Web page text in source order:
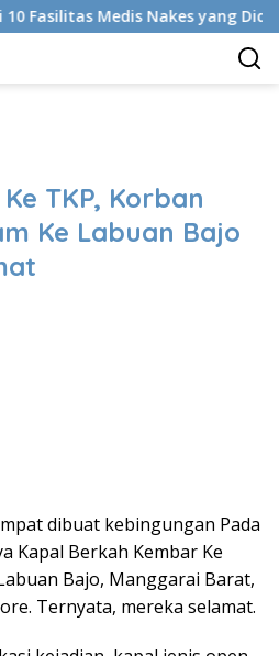
Medis Nakes yang Diduga
TKP, Korban
Ke Labuan Bajo
dibuat kebingungan Pada
Kapal Berkah Kembar Ke
Bajo, Manggarai Barat,
Ternyata, mereka selamat.